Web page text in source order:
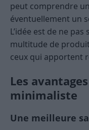
peut comprendre
éventuellement un
L’idée est de ne
multitude de
ceux qui apportent
Les
minimaliste
Une meilleure